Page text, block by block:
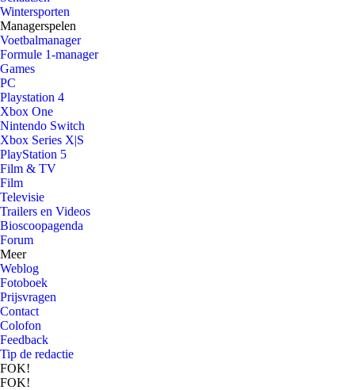
Wintersporten
Managerspelen
Voetbalmanager
Formule 1-manager
Games
PC
Playstation 4
Xbox One
Nintendo Switch
Xbox Series X|S
PlayStation 5
Film & TV
Film
Televisie
Trailers en Videos
Bioscoopagenda
Forum
Meer
Weblog
Fotoboek
Prijsvragen
Contact
Colofon
Feedback
Tip de redactie
FOK!
FOK!